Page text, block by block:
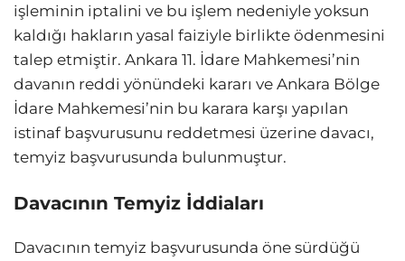
işleminin iptalini ve bu işlem nedeniyle yoksun
kaldığı hakların yasal faiziyle birlikte ödenmesini
talep etmiştir. Ankara 11. İdare Mahkemesi’nin
davanın reddi yönündeki kararı ve Ankara Bölge
İdare Mahkemesi’nin bu karara karşı yapılan
istinaf başvurusunu reddetmesi üzerine davacı,
temyiz başvurusunda bulunmuştur.
Davacının Temyiz İddiaları
Davacının temyiz başvurusunda öne sürdüğü